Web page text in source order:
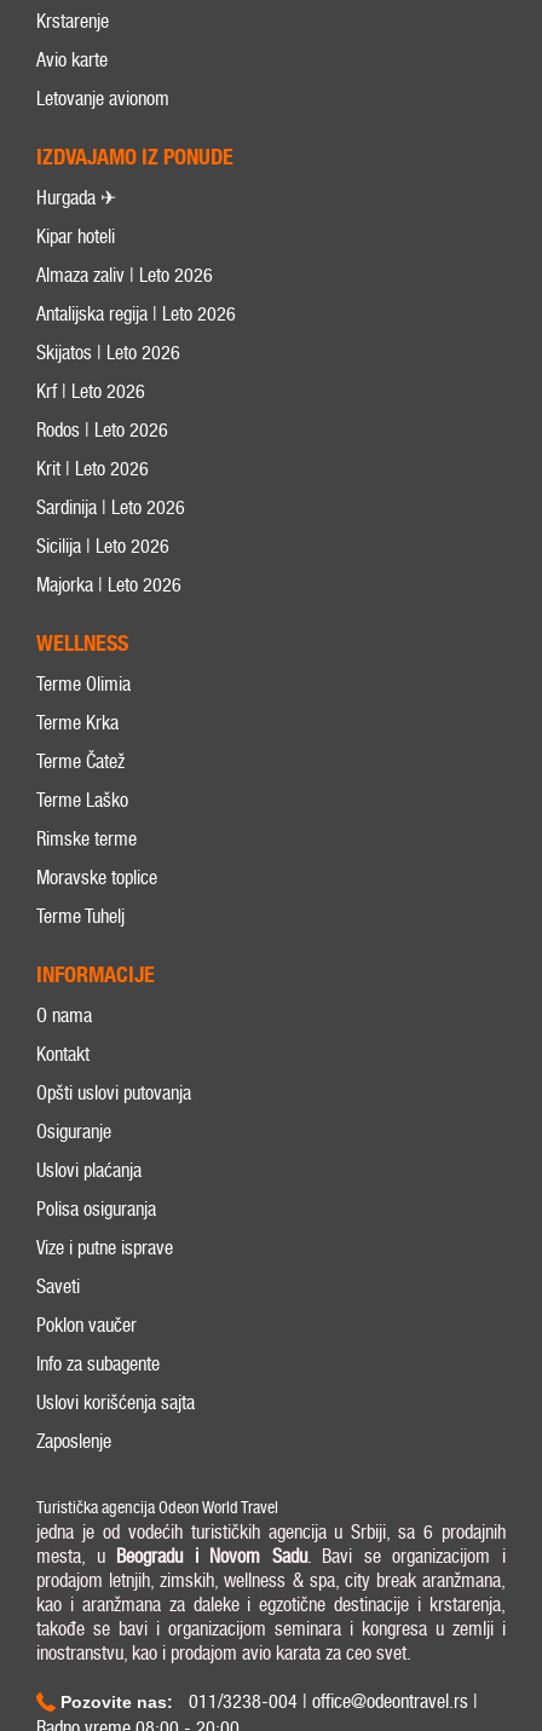
Krstarenje
Avio karte
Letovanje avionom
IZDVAJAMO IZ PONUDE
Hurgada ✈
Kipar hoteli
Almaza zaliv | Leto 2026
Antalijska regija | Leto 2026
Skijatos | Leto 2026
Krf | Leto 2026
Rodos | Leto 2026
Krit | Leto 2026
Sardinija | Leto 2026
Sicilija | Leto 2026
Majorka | Leto 2026
WELLNESS
Terme Olimia
Terme Krka
Terme Čatež
Terme Laško
Rimske terme
Moravske toplice
Terme Tuhelj
INFORMACIJE
O nama
Kontakt
Opšti uslovi putovanja
Osiguranje
Uslovi plaćanja
Polisa osiguranja
Vize i putne isprave
Saveti
Poklon vaučer
Info za subagente
Uslovi korišćenja sajta
Zaposlenje
Turistička agencija Odeon World Travel
jedna je od vodećih turističkih agencija u Srbiji, sa 6 prodajnih
mesta, u Beogradu i Novom Sadu. Bavi se organizacijom i
prodajom letnjih, zimskih, wellness & spa, city break aranžmana,
kao i aranžmana za daleke i egzotične destinacije i krstarenja,
takođe se bavi i organizacijom seminara i kongresa u zemlji i
inostranstvu, kao i prodajom avio karata za ceo svet.
Pozovite nas:
011/3238-004 | office@odeontravel.rs |